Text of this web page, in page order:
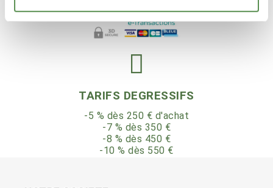
TARIFS DEGRESSIFS
-5 % dès 250 € d'achat
-7 % dès 350 €
-8 % dès 450 €
-10 % dès 550 €